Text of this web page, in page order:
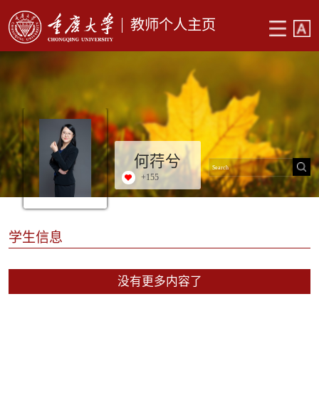
教师个人主页
何荇兮
+155
学生信息
没有更多内容了